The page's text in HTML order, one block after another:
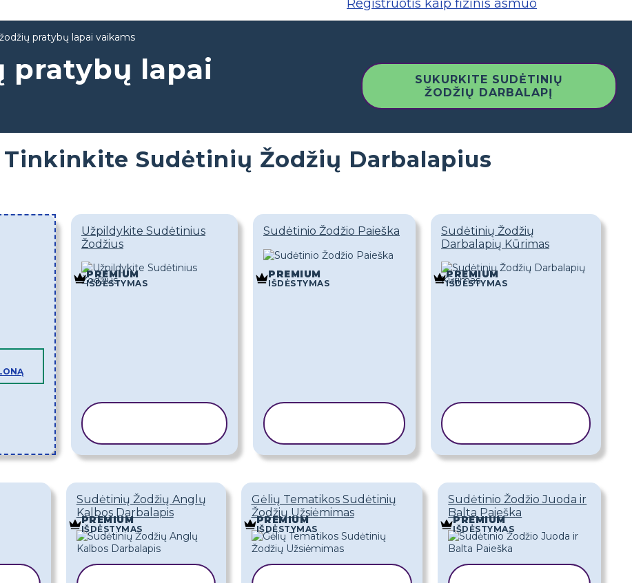
Registruotis kaip fizinis asmuo
pratybų lapai vaikams
pratybų lapai
SUKURKITE SUDĖTINIŲ
ŽODŽIŲ DARBALAPĮ
Tinkinkite Sudėtinių Žodžių Darbalapius
Užpildykite Sudėtinius
Žodžius
PREMIUM
IŠDĖSTYMAS
Sudėtinio Žodžio Paieška
PREMIUM
IŠDĖSTYMAS
Sudėtinių Žodžių
Darbalapių Kūrimas
PREMIUM
IŠDĖSTYMAS
Sudėtinių Žodžių Anglų
Kalbos Darbalapis
PREMIUM
IŠDĖSTYMAS
Gėlių Tematikos Sudėtinių
Žodžių Užsiėmimas
PREMIUM
IŠDĖSTYMAS
Sudėtinio Žodžio Juoda ir
Balta Paieška
PREMIUM
IŠDĖSTYMAS